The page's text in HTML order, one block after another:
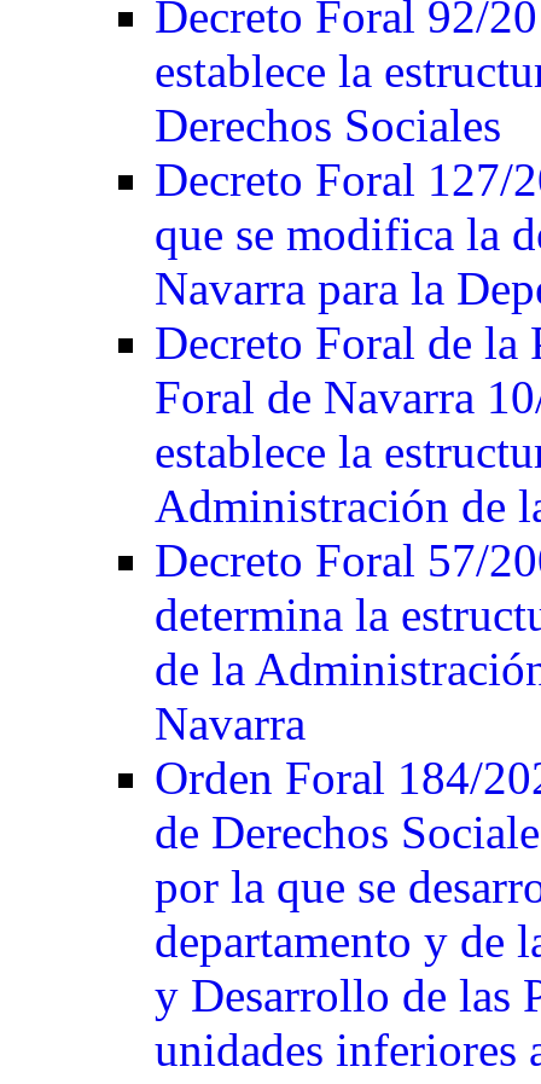
Decreto Foral 92/
establece la
Derechos Sociales
Decreto Foral 127/
que se modifica la
Navarra para la
Decreto Foral de la
Foral de Navarra
establece la
Administración de
Decreto Foral 57/
determina la
de la
Navarra
Orden Foral 184/
de Derechos
por la que se
departamento y de
y Desarrollo de las
unidades inferiores